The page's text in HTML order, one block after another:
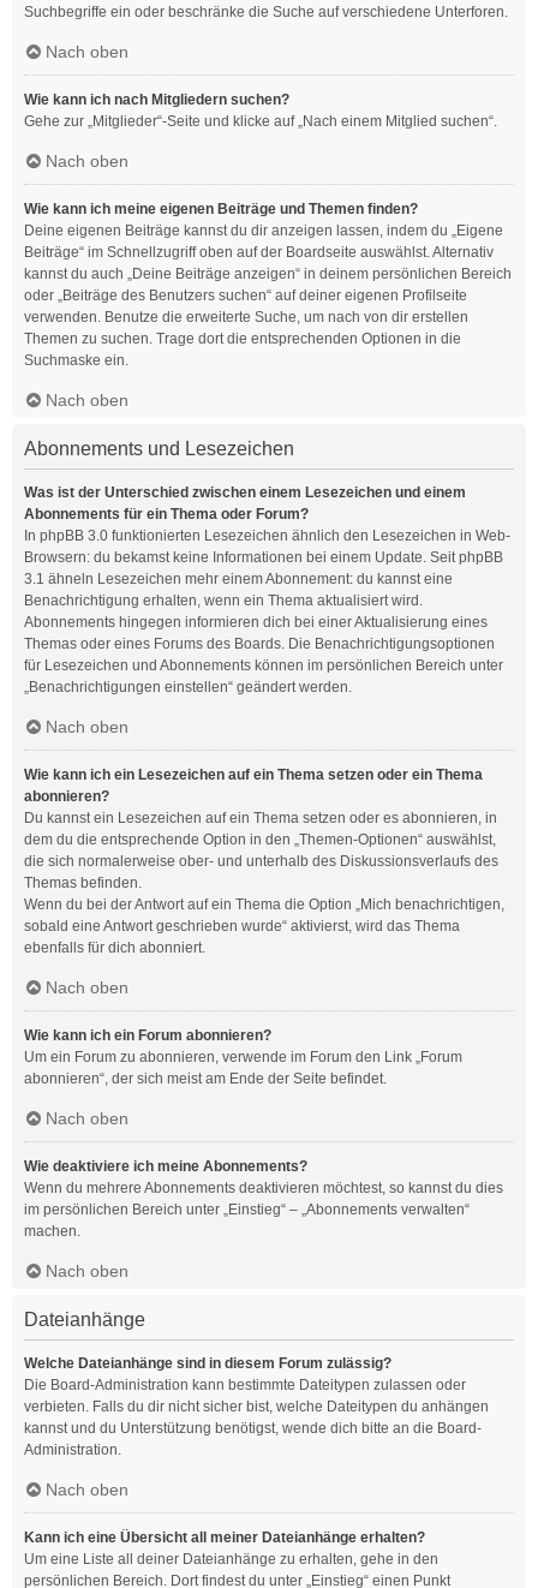
Suchbegriffe ein oder beschränke die Suche auf verschiedene Unterforen.
Nach oben
Wie kann ich nach Mitgliedern suchen?
Gehe zur „Mitglieder“-Seite und klicke auf „Nach einem Mitglied suchen“.
Nach oben
Wie kann ich meine eigenen Beiträge und Themen finden?
Deine eigenen Beiträge kannst du dir anzeigen lassen, indem du „Eigene
Beiträge“ im Schnellzugriff oben auf der Boardseite auswählst. Alternativ
kannst du auch „Deine Beiträge anzeigen“ in deinem persönlichen Bereich
oder „Beiträge des Benutzers suchen“ auf deiner eigenen Profilseite
verwenden. Benutze die erweiterte Suche, um nach von dir erstellen
Themen zu suchen. Trage dort die entsprechenden Optionen in die
Suchmaske ein.
Nach oben
Abonnements und Lesezeichen
Was ist der Unterschied zwischen einem Lesezeichen und einem
Abonnements für ein Thema oder Forum?
In phpBB 3.0 funktionierten Lesezeichen ähnlich den Lesezeichen in Web-
Browsern: du bekamst keine Informationen bei einem Update. Seit phpBB
3.1 ähneln Lesezeichen mehr einem Abonnement: du kannst eine
Benachrichtigung erhalten, wenn ein Thema aktualisiert wird.
Abonnements hingegen informieren dich bei einer Aktualisierung eines
Themas oder eines Forums des Boards. Die Benachrichtigungsoptionen
für Lesezeichen und Abonnements können im persönlichen Bereich unter
„Benachrichtigungen einstellen“ geändert werden.
Nach oben
Wie kann ich ein Lesezeichen auf ein Thema setzen oder ein Thema
abonnieren?
Du kannst ein Lesezeichen auf ein Thema setzen oder es abonnieren, in
dem du die entsprechende Option in den „Themen-Optionen“ auswählst,
die sich normalerweise ober- und unterhalb des Diskussionsverlaufs des
Themas befinden.
Wenn du bei der Antwort auf ein Thema die Option „Mich benachrichtigen,
sobald eine Antwort geschrieben wurde“ aktivierst, wird das Thema
ebenfalls für dich abonniert.
Nach oben
Wie kann ich ein Forum abonnieren?
Um ein Forum zu abonnieren, verwende im Forum den Link „Forum
abonnieren“, der sich meist am Ende der Seite befindet.
Nach oben
Wie deaktiviere ich meine Abonnements?
Wenn du mehrere Abonnements deaktivieren möchtest, so kannst du dies
im persönlichen Bereich unter „Einstieg“ – „Abonnements verwalten“
machen.
Nach oben
Dateianhänge
Welche Dateianhänge sind in diesem Forum zulässig?
Die Board-Administration kann bestimmte Dateitypen zulassen oder
verbieten. Falls du dir nicht sicher bist, welche Dateitypen du anhängen
kannst und du Unterstützung benötigst, wende dich bitte an die Board-
Administration.
Nach oben
Kann ich eine Übersicht all meiner Dateianhänge erhalten?
Um eine Liste all deiner Dateianhänge zu erhalten, gehe in den
persönlichen Bereich. Dort findest du unter „Einstieg“ einen Punkt